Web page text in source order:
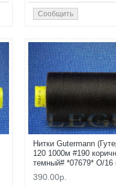
Сообщить
Нитки Gutermann
120 1000м #190
темный# *07679* O/16
390.00р.